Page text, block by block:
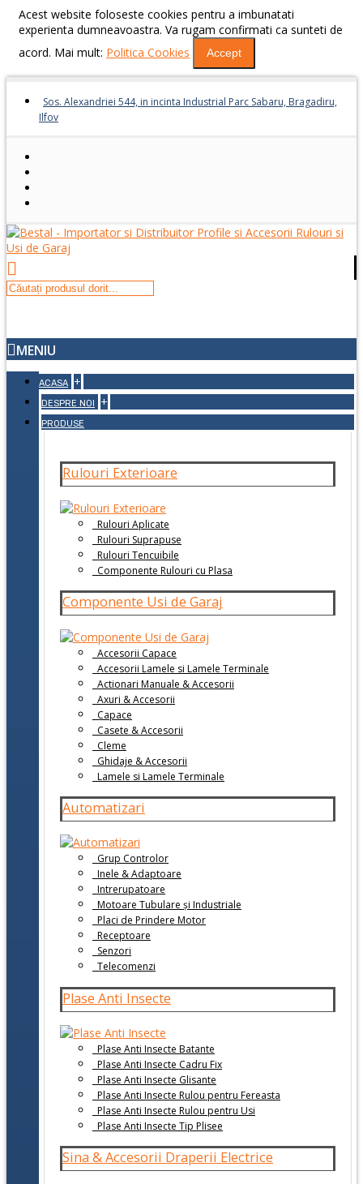
Acest website foloseste cookies pentru a imbunatati
experienta dumneavoastra. Va rugam confirmati ca sunteti de
acord. Mai mult: Politica Cookies Accept
Sos. Alexandriei 544, in incinta Industrial Parc Sabaru, Bragadiru,
Ilfov
MENIU
ACASA +
DESPRE NOI +
PRODUSE
Rulouri Exterioare
Rulouri Aplicate
Rulouri Suprapuse
Rulouri Tencuibile
Componente Rulouri cu Plasa
Componente Usi de Garaj
Accesorii Capace
Accesorii Lamele si Lamele Terminale
Actionari Manuale & Accesorii
Axuri & Accesorii
Capace
Casete & Accesorii
Cleme
Ghidaje & Accesorii
Lamele si Lamele Terminale
Automatizari
Grup Controlor
Inele & Adaptoare
Intrerupatoare
Motoare Tubulare și Industriale
Placi de Prindere Motor
Receptoare
Senzori
Telecomenzi
Plase Anti Insecte
Plase Anti Insecte Batante
Plase Anti Insecte Cadru Fix
Plase Anti Insecte Glisante
Plase Anti Insecte Rulou pentru Fereasta
Plase Anti Insecte Rulou pentru Usi
Plase Anti Insecte Tip Plisee
Sina & Accesorii Draperii Electrice